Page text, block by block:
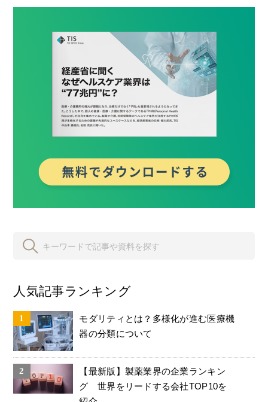
人気記事ランキング
モダリティとは？多様化が進む医療機
器の分類について
【最新版】製薬業界の企業ランキン
グ 世界をリードする会社TOP10を